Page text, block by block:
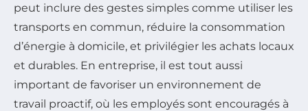
peut inclure des gestes simples comme utiliser les
transports en commun, réduire la consommation
d’énergie à domicile, et privilégier les achats locaux
et durables. En entreprise, il est tout aussi
important de favoriser un environnement de
travail proactif, où les employés sont encouragés à